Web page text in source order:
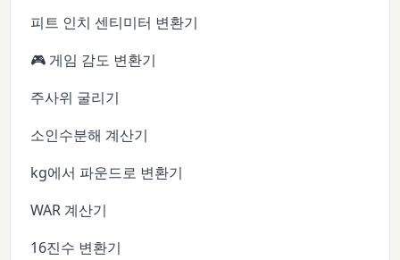
피트 인치 센티미터 변환기
🎮 게임 감도 변환기
주사위 굴리기
소인수분해 계산기
kg에서 파운드로 변환기
WAR 계산기
16진수 변환기